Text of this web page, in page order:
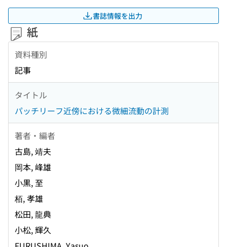
書誌情報を出力
紙
資料種別
記事
タイトル
パッチリーフ近傍における微細流動の計測
著者・編者
古島, 靖夫
岡本, 峰雄
小黒, 至
栢, 孝雄
松田, 龍典
小松, 輝久